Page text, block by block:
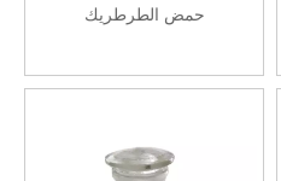
حمض الطرطريك